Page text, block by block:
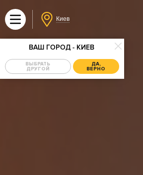
Киев
ВАШ ГОРОД - КИЕВ
ВЫБРАТЬ
ДРУГОЙ
ДА,
ВЕРНО